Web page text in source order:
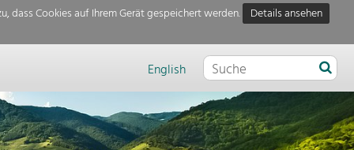
dass Cookies auf Ihrem Gerät gespeichert werden.
Details ansehen
English